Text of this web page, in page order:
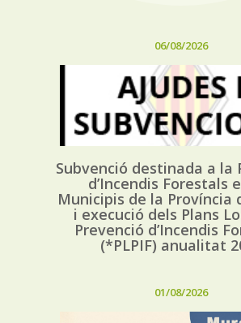
06/08/2026
Subvenció destinada a la
d’Incendis Forestals
Municipis de la Província
i execució dels Plans
Prevenció d’Incendis
(*PLPIF) anualitat
01/08/2026